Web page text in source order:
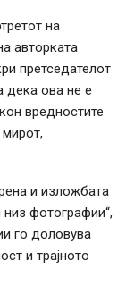
на
авторката
претседателот
дека ова не е
вредностите
и изложбата
фотографии“,
го доловува
и трајното